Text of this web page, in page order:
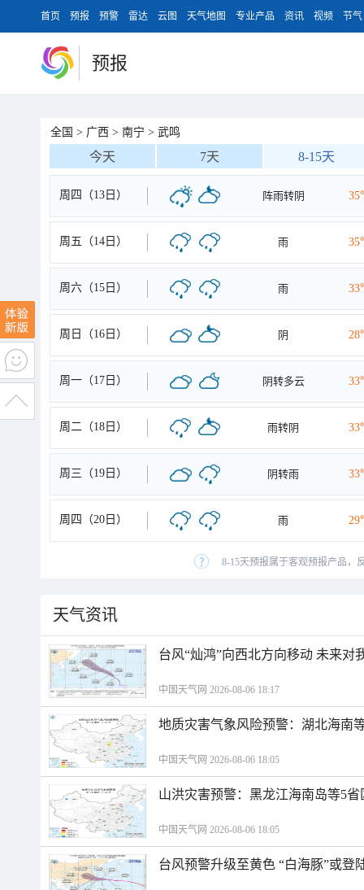
首页 预报 预警 雷达 云图 天气地图 专业产品 资讯 视频 节气
预报
全国 > 广西 > 南宁 > 武鸣
今天 7天 8-15天
周四（13日） 阵雨转阴
周五（14日） 雨
周六（15日） 雨
周日（16日） 阴
周一（17日） 阴转多云
周二（18日） 雨转阴
周三（19日） 阴转雨
周四（20日） 雨
8-15天预报属于客观预报产品，
天气资讯
台风“灿鸿”向西北方向移动 未来对
中国天气网 2026-08-06 18:17
地质灾害气象风险预警：湖北海南
中国天气网 2026-08-06 18:05
山洪灾害预警：黑龙江海南岛等5
中国天气网 2026-08-06 18:05
台风预警升级至黄色 “白海豚”或登